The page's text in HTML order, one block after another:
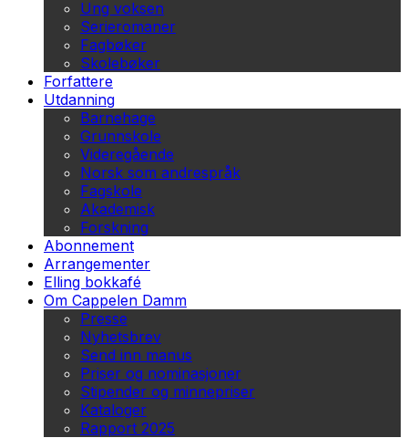
Ung voksen
Serieromaner
Fagbøker
Skolebøker
Forfattere
Utdanning
Barnehage
Grunnskole
Videregående
Norsk som andrespråk
Fagskole
Akademisk
Forskning
Abonnement
Arrangementer
Elling bokkafé
Om Cappelen Damm
Presse
Nyhetsbrev
Send inn manus
Priser og nominasjoner
Stipender og minnepriser
Kataloger
Rapport 2025